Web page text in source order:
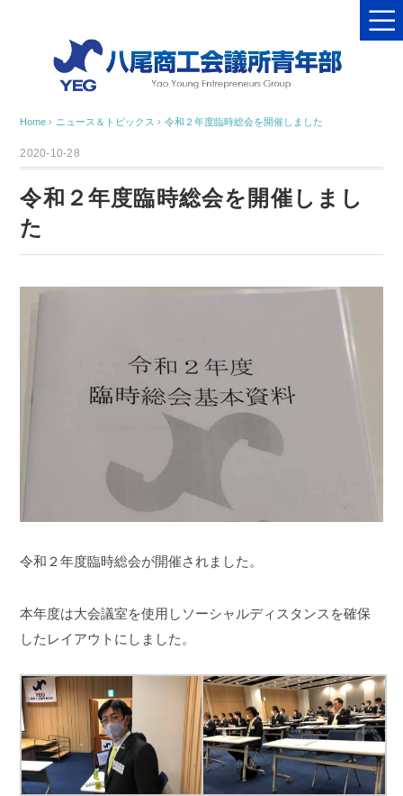
Home › ニュース＆トピックス › 令和２年度臨時総会を開催しました
2020-10-28
令和２年度臨時総会を開催しまし
た
令和２年度臨時総会が開催されました。
本年度は大会議室を使用しソーシャルディスタンスを確保
したレイアウトにしました。